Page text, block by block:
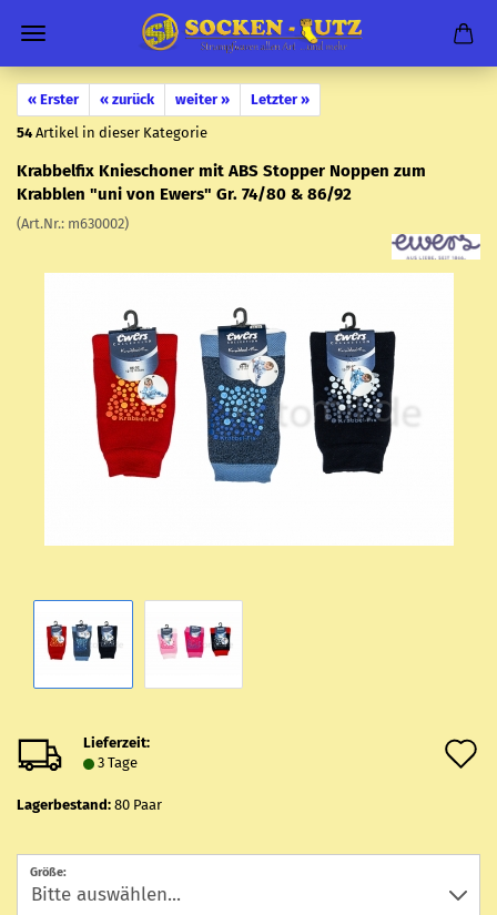
« Erster « zurück weiter »
Letzter »
54 Artikel in dieser Kategorie
Krab­bel­fix Knie­scho­ner mit ABS Stop­per Nop­pen zum
Krabb­len "uni von Ewers" Gr. 74/80 & 86/92
(Art.Nr.: m630002)
Lieferzeit:
3 Tage
Lagerbestand: 80 Paar
Größe: